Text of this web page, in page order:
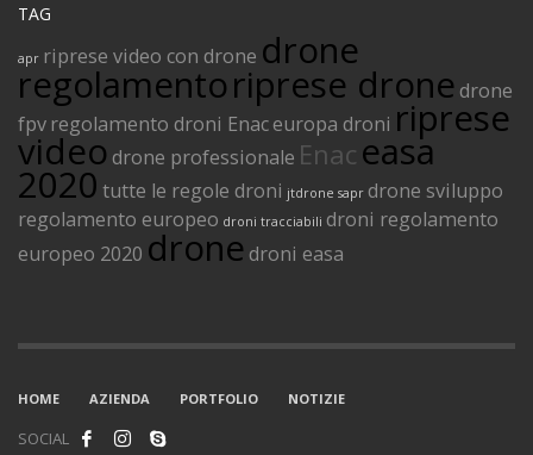
TAG
apr riprese video con drone drone
regolamentoriprese drone drone
fpvregolamento droni Enaceuropa droni riprese
video drone professionale Enac easa
2020 tutte le regole droni jtdrone sapr drone sviluppo
regolamento europeo droni tracciabili droni regolamento
europeo 2020 drone droni easa
HOME AZIENDA PORTFOLIO NOTIZIE
SOCIAL